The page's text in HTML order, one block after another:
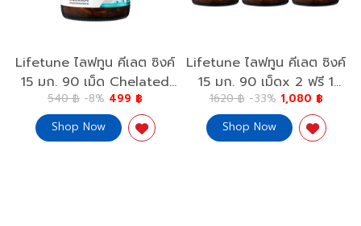
Lifetune ไลฟทูน คีเลต ซิงค์
15 มก. 90 เม็ด Chelated
Zinc 15 mg.
540 ฿ -8% 499 ฿
Shop Now
Lifetune ไลฟทูน คีเลต ซิงค์
15 มก. 90 เม็ดx 2 ฟรี 1
Chelated Zinc 15 mg.x 2
Free 1
1620 ฿ -33% 1,080 ฿
Shop Now